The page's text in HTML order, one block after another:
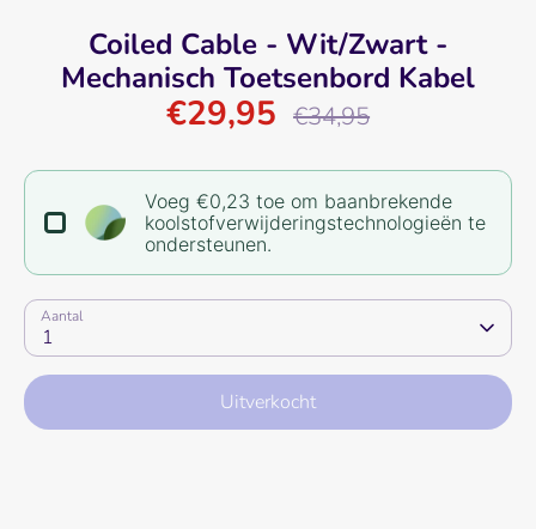
Coiled Cable - Wit/Zwart -
Mechanisch Toetsenbord Kabel
€29,95
Normale
prijs
€34,95
Voeg €0,23 toe om baanbrekende
koolstofverwijderingstechnologieën te
ondersteunen.
Aantal
1
Uitverkocht